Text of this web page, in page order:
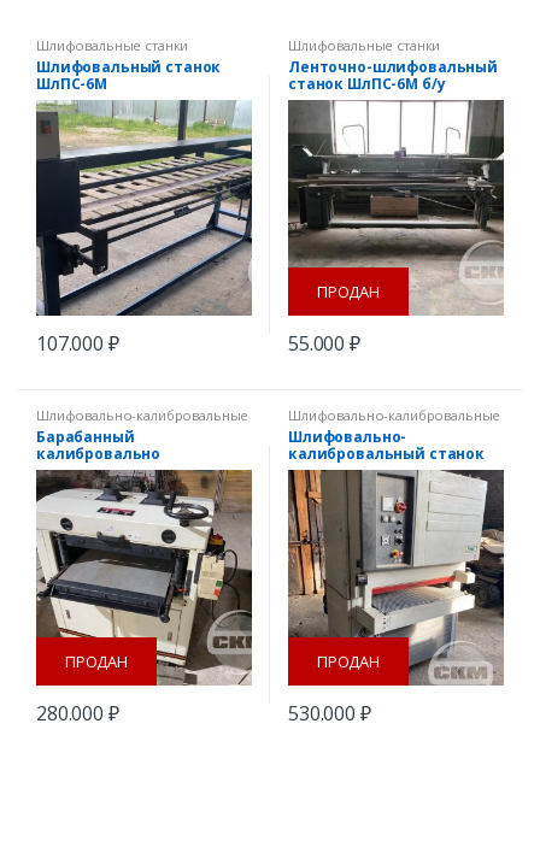
Шлифовальные станки
Шлифовальный станок
ШлПС-6М
107.000 ₽
Шлифовальные станки
Ленточно-шлифовальный
станок ШлПС-6М б/у
ПРОДАН
55.000₽
Шлифовально-калибровальные
станки, Шлифовальные станки
Барабанный
калибровально
шлифовальный станок JET
DDS 225
ПРОДАН
280.000 ₽
Шлифовально-калибровальные
станки Шлифовальные станки
Шлифовально-
калибровальный станок
Rojek RWT BS 950RP б/у
ПРОДАН
530.000 ₽